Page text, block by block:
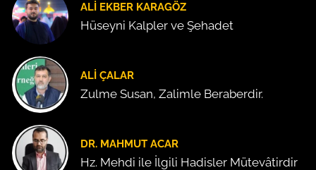
ALI EKBER KARAGÖZ
Hüseyni Kalpler ve Şehadet
ALI ÇALAR
Zulme Susan, Zalimle Beraberdir.
DR. MAHMUT ACAR
Hz. Mehdi ile İlgili Hadisler Mütevâtirdir